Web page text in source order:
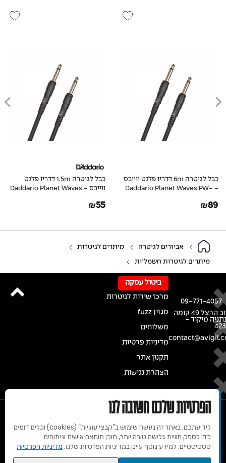
כבל לגיטרה 6m דדריו פלנט ווייבס
- Daddario Planet Waves PW-
₪89
כבל לגיטרה 1.5m דדריו פלנט
ווייבס - Daddario Planet Waves
₪55
אביזרים לגיטרה מיתרים לגיטרות
מיתרים לגיטרות חשמליות
רחוב הרצל 49 קומה
מיקוד -
09-771-4057
ביטול עסקה
מרכז שירות לגיטרות
מגזין fuzz
משלוחים
מדיניות פרטיות
תקנון אתר
הצהרת נגישות
הפרטיות שלכם חשובה לנו
לידיעתכם, באתר זה נעשה שימוש ב"קבצי עוגיות" (cookies) וכלים דומים
כדי לספק חוויית גלישה טובה יותר, תוכן מותאם אישית וניתוחים
סטטיסטיים. למידע נוסף עיינו במדיניות הפרטיות שלנו. מדיניות הפרטיות